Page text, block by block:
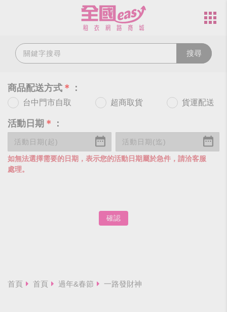
搜尋
商品配送方式 ＊ ：
台中門市自取 超商取貨 貨運配送
活動日期 ＊ ：
如無法選擇需要的日期，表示您的活動日期屬於急件，請洽客服
處理。
確認
首頁 首頁 過年&春節 一路發財神